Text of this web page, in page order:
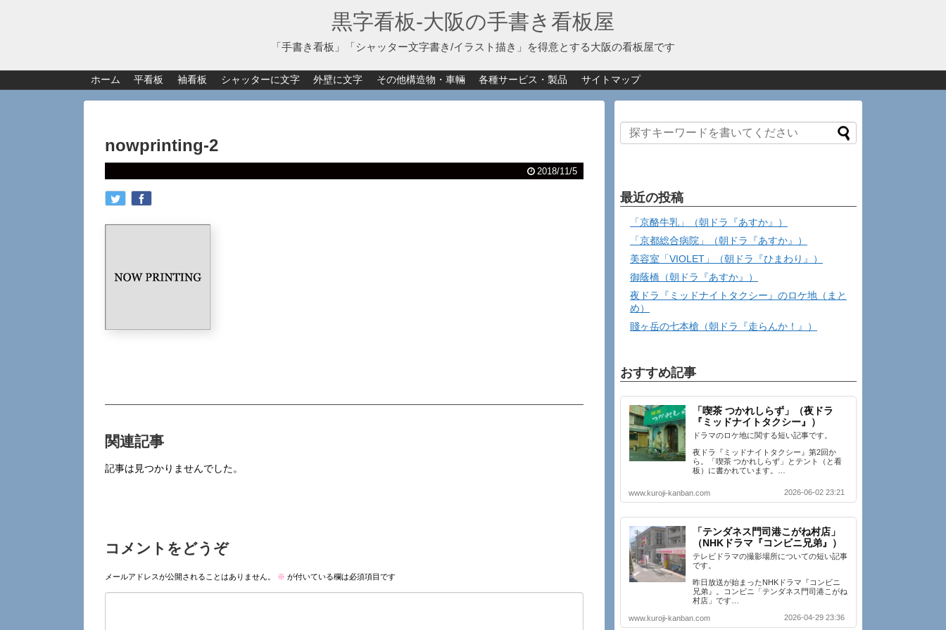
黒字看板‐大阪の手書き看板屋
「手書き看板」「シャッター文字書き/イラスト描き」を得意とする大阪の看板屋です
ホーム 平看板 袖看板 シャッターに文字 外壁に文字 その他構造物・車輛 各種サービス・製品 サイトマップ
nowprinting-2
2018/11/5
関連記事
記事は見つかりませんでした。
コメントをどうぞ
メールアドレスが公開されることはありません。 ※ が付いている欄は必須項目です
最近の投稿
「京酪牛乳」（朝ドラ『あすか』）
「京都総合病院」（朝ドラ『あすか』）
美容室「VIOLET」（朝ドラ『ひまわり』）
御蔭橋（朝ドラ『あすか』）
夜ドラ『ミッドナイトタクシー』のロケ地（まと
め）
賤ヶ岳の七本槍（朝ドラ『走らんか！』）
おすすめ記事
「喫茶 つかれしらず」（夜ドラ
『ミッドナイトタクシー』）
ドラマのロケ地に関する短い記事です。
夜ドラ『ミッドナイトタクシー』第2回か
ら。「喫茶 つかれしらず」とテント（と看
板）に書かれています。…
www.kuroji-kanban.com 2026-06-02 23:21
「テンダネス門司港こがね村店」
（NHKドラマ『コンビニ兄弟』）
テレビドラマの撮影場所についての短い記事
です。
昨日放送が始まったNHKドラマ『コンビニ
兄弟』。コンビニ「テンダネス門司港こがね
村店」です…
www.kuroji-kanban.com 2026-04-29 23:36